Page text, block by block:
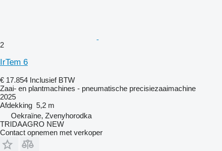
2
IrTem 6
€ 17.854 Inclusief BTW
Zaai- en plantmachines - pneumatische precisiezaaimachine
2025
Afdekking 5,2 m
Oekraïne, Zvenyhorodka
TRIDAAGRO NEW
Contact opnemen met verkoper